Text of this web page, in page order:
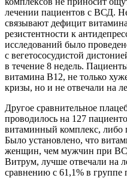
лечении пациентов с ВСД.
связывают дефицит
резистентности к
исследований было
с вегетососудистой
в течение 8 недель.
витамина В12, не только
кризы, но и не отвечали на
Другое сравнительное
проводилось на 127
витаминный комплекс, либо
Было установлено, что
женщин, чем мужчин при
Витрум, лучше отвечали на
сравнению с 61,1% в группе